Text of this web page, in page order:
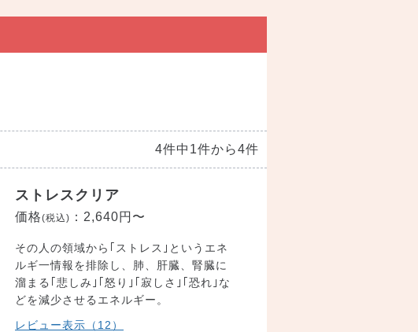
4件中1件から4件
ストレスクリア
価格(税込) ： 2,640円〜
その人の領域から｢ストレス｣というエネ
ルギ一情報を排除し、肺、肝臓、腎臓に
溜まる｢悲しみ｣｢怒り｣｢寂しさ｣｢恐れ｣な
どを減少させるエネルギー。
レビュー表示（12）